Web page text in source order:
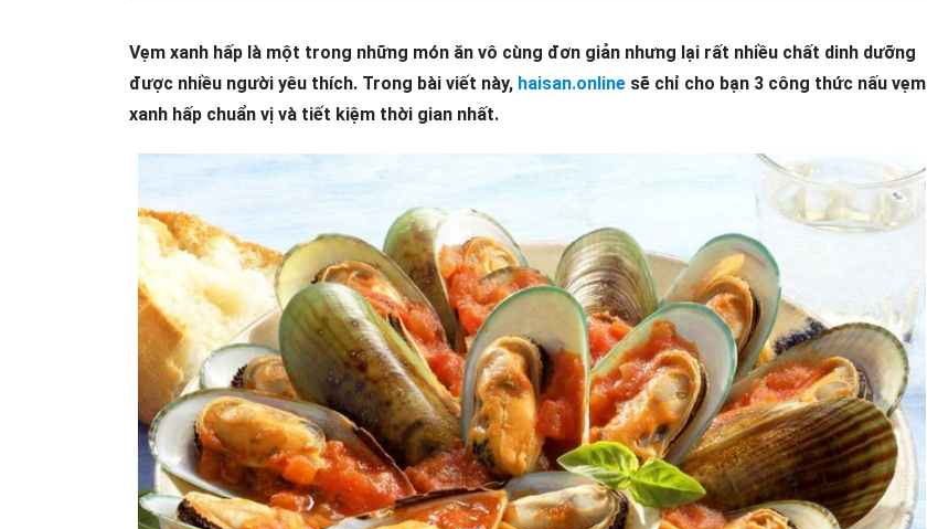
Vẹm xanh hấp là một trong những món ăn vô cùng đơn giản nhưng lại rất nhiều chất dinh dưỡng
được nhiều người yêu thích. Trong bài viết này, haisan.online sẽ chỉ cho bạn 3 công thức nấu vẹm
xanh hấp chuẩn vị và tiết kiệm thời gian nhất.